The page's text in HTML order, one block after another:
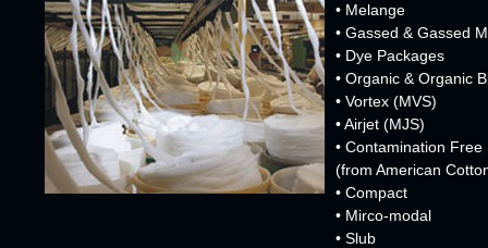
• Melange
• Gassed & Gassed
• Dye Packages
• Organic & Organic
• Vortex (MVS)
• Airjet (MJS)
• Contamination Free
(from American
• Compact
• Mirco-modal
• Slub